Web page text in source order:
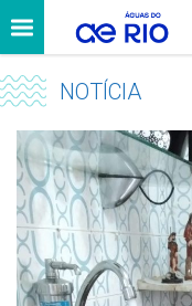
NOTÍCIA